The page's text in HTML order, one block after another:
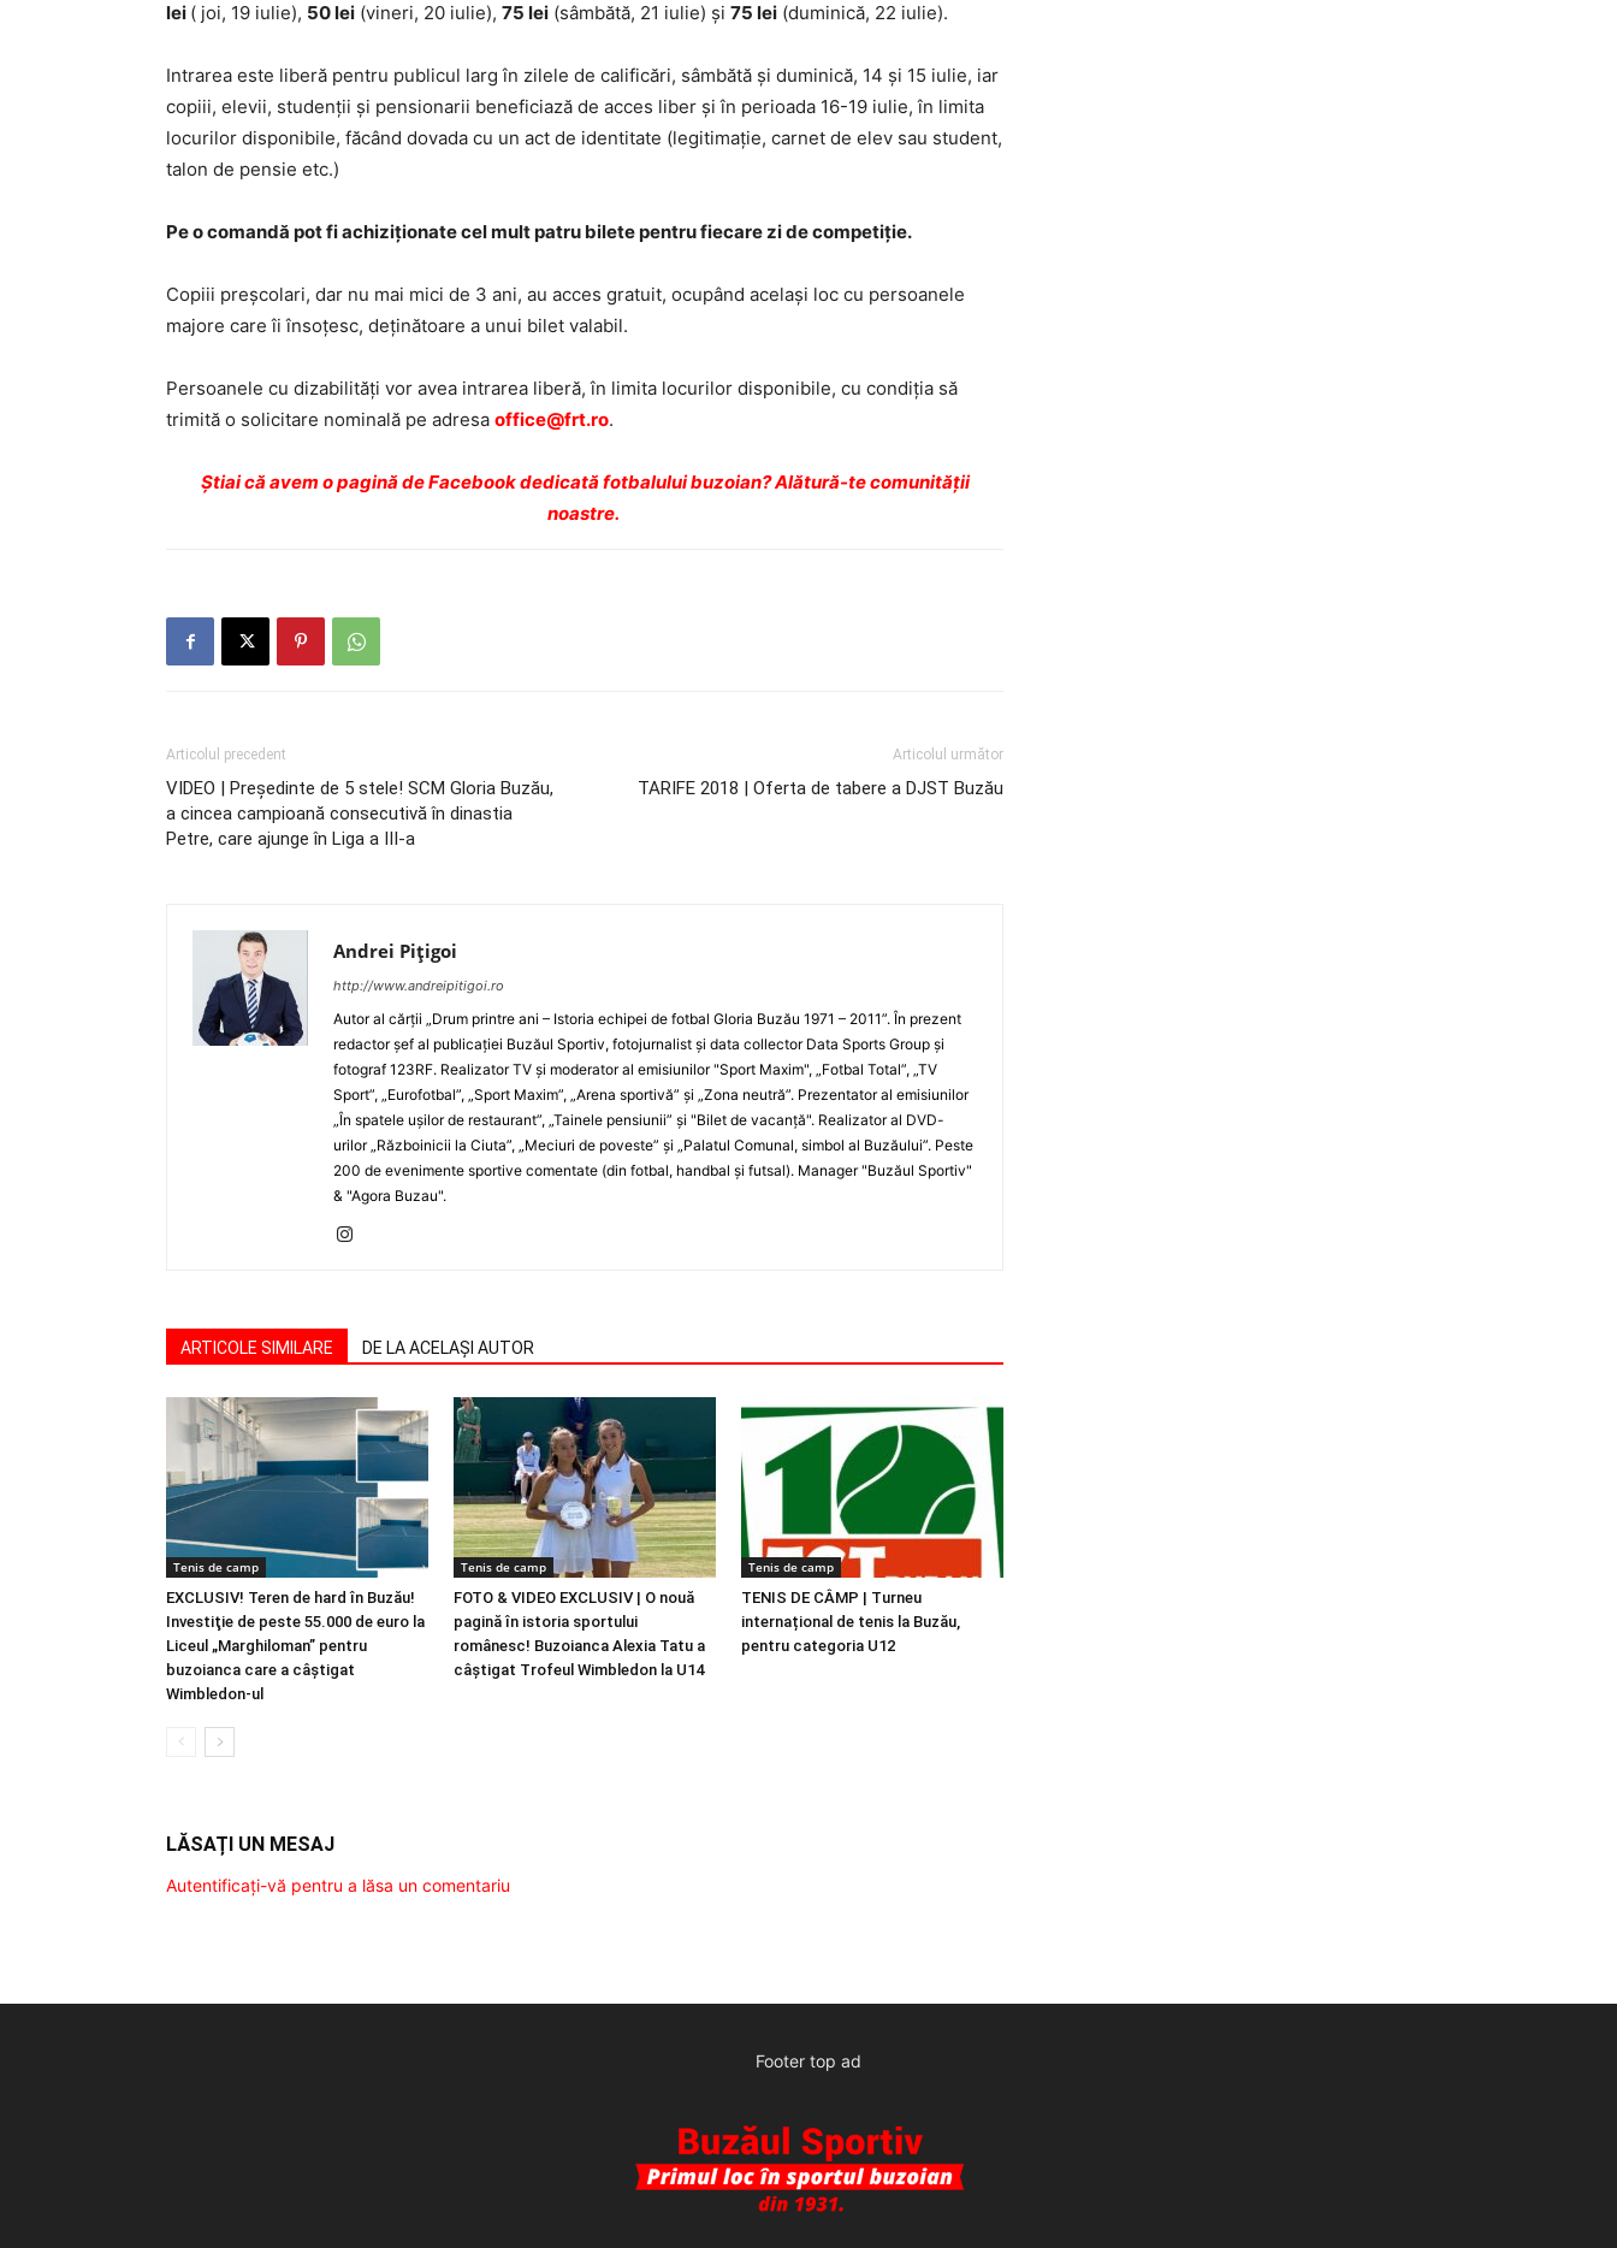
lei ( joi, 19 iulie), 50 lei (vineri, 20 iulie), 75 lei (sâmbătă, 21 iulie) şi 75 lei (duminică, 22 iulie).
Intrarea este liberă pentru publicul larg în zilele de calificări, sâmbătă și duminică, 14 și 15 iulie, iar
copiii, elevii, studenții și pensionarii beneficiază de acces liber și în perioada 16-19 iulie, în limita
locurilor disponibile, făcând dovada cu un act de identitate (legitimație, carnet de elev sau student,
talon de pensie etc.)
Pe o comandă pot fi achiziționate cel mult patru bilete pentru fiecare zi de competiție.
Copiii preșcolari, dar nu mai mici de 3 ani, au acces gratuit, ocupând același loc cu persoanele
majore care îi însoțesc, deținătoare a unui bilet valabil.
Persoanele cu dizabilităţi vor avea intrarea liberă, în limita locurilor disponibile, cu condiţia să
trimită o solicitare nominală pe adresa office@frt.ro.
Ştiai că avem o pagină de Facebook dedicată fotbalului buzoian? Alătură-te comunității
noastre.
Articolul precedent
VIDEO | Preşedinte de 5 stele! SCM Gloria Buzău,
a cincea campioană consecutivă în dinastia
Petre, care ajunge în Liga a III-a
Articolul următor
TARIFE 2018 | Oferta de tabere a DJST Buzău
Andrei Pițigoi
http://www.andreipitigoi.ro
Autor al cărţii „Drum printre ani – Istoria echipei de fotbal Gloria Buzău 1971 – 2011”. În prezent
redactor şef al publicaţiei Buzăul Sportiv, fotojurnalist şi data collector Data Sports Group şi
fotograf 123RF. Realizator TV şi moderator al emisiunilor "Sport Maxim", „Fotbal Total”, „TV
Sport”, „Eurofotbal”, „Sport Maxim”, „Arena sportivă” şi „Zona neutră”. Prezentator al emisiunilor
„În spatele uşilor de restaurant”, „Tainele pensiunii” şi "Bilet de vacanţă". Realizator al DVD-
urilor „Războinicii la Ciuta”, „Meciuri de poveste” şi „Palatul Comunal, simbol al Buzăului”. Peste
200 de evenimente sportive comentate (din fotbal, handbal şi futsal). Manager "Buzăul Sportiv"
& "Agora Buzau".
ARTICOLE SIMILARE DE LA ACELAȘI AUTOR
Tenis de camp
EXCLUSIV! Teren de hard în Buzău!
Investiţie de peste 55.000 de euro la
Liceul „Marghiloman” pentru
buzoianca care a câştigat
Wimbledon-ul
Tenis de camp
FOTO & VIDEO EXCLUSIV | O nouă
pagină în istoria sportului
românesc! Buzoianca Alexia Tatu a
câştigat Trofeul Wimbledon la U14
Tenis de camp
TENIS DE CÂMP | Turneu
internațional de tenis la Buzău,
pentru categoria U12
LĂSAȚI UN MESAJ
Autentificați-vă pentru a lăsa un comentariu
Footer top ad